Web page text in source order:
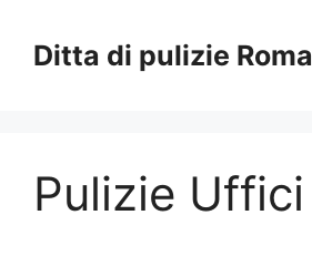
contenuto
Ditta di pulizie Roma
Pulizie Uffici